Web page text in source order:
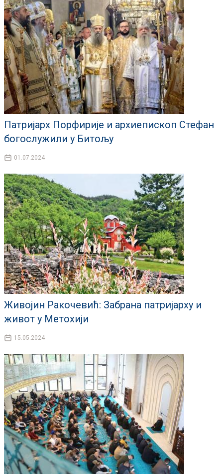
Патријарх Порфирије и архиепископ Стефан
богослужили у Битољу
01.07.2024
Живојин Ракочевић: Забрана патријарху и
живот у Метохији
15.05.2024